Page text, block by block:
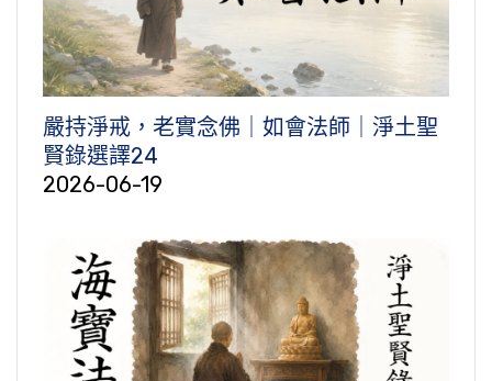
嚴持淨戒，老實念佛｜如會法師｜淨土聖
賢錄選譯24
2026-06-19